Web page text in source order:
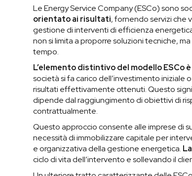
Le Energy Service Company (ESCo) sono
orientato ai risultati, fornendo servizi che
gestione di interventi di efficienza
non si limita a proporre soluzioni tecniche,
tempo.
L’elemento distintivo del modello ESCo
società si fa carico dell’investimento iniziale
risultati effettivamente ottenuti. Questo
dipende dal raggiungimento di obiettivi di
contrattualmente.
Questo approccio consente alle imprese di
necessità di immobilizzare capitale per
e organizzativa della gestione energetica.
ciclo di vita dell’intervento e sollevando il